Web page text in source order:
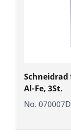
Schneidrad
Al-Fe, 3St.
No. 070007D